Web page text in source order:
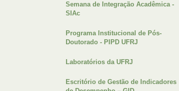
Semana de Integração Acadêmica -
SIAc
Programa Institucional de Pós-
Doutorado - PIPD UFRJ
Laboratórios da UFRJ
Escritório de Gestão de Indicadores